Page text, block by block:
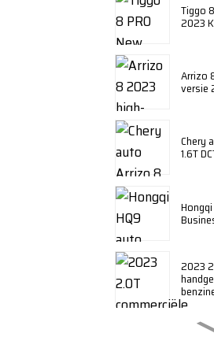
Tiggo
2023
Arrizo
versie
Chery
1.6T
2023
BYD